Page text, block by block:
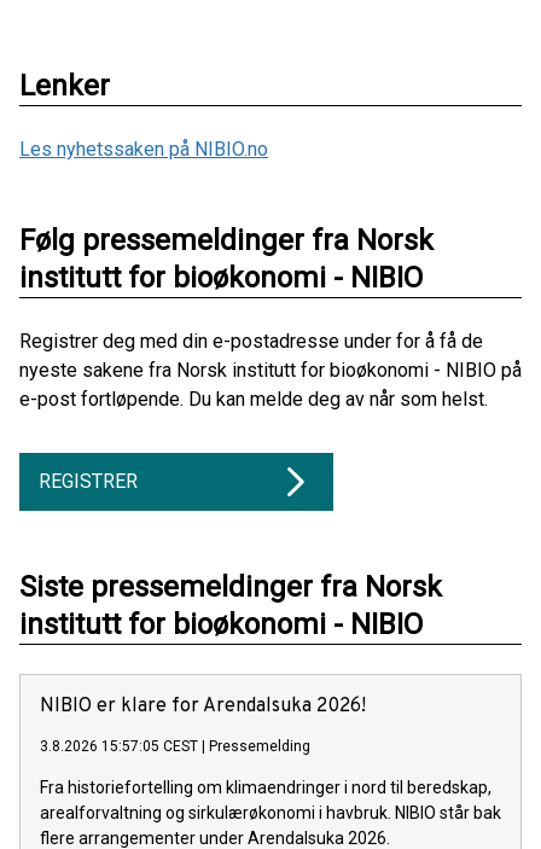
Lenker
Les nyhetssaken på NIBIO.no
Følg pressemeldinger fra Norsk
institutt for bioøkonomi - NIBIO
Registrer deg med din e-postadresse under for å få de
nyeste sakene fra Norsk institutt for bioøkonomi - NIBIO på
e-post fortløpende. Du kan melde deg av når som helst.
REGISTRER
Siste pressemeldinger fra Norsk
institutt for bioøkonomi - NIBIO
NIBIO er klare for Arendalsuka 2026!
3.8.2026 15:57:05 CEST | Pressemelding
Fra historiefortelling om klimaendringer i nord til beredskap,
arealforvaltning og sirkulærøkonomi i havbruk. NIBIO står bak
flere arrangementer under Arendalsuka 2026.